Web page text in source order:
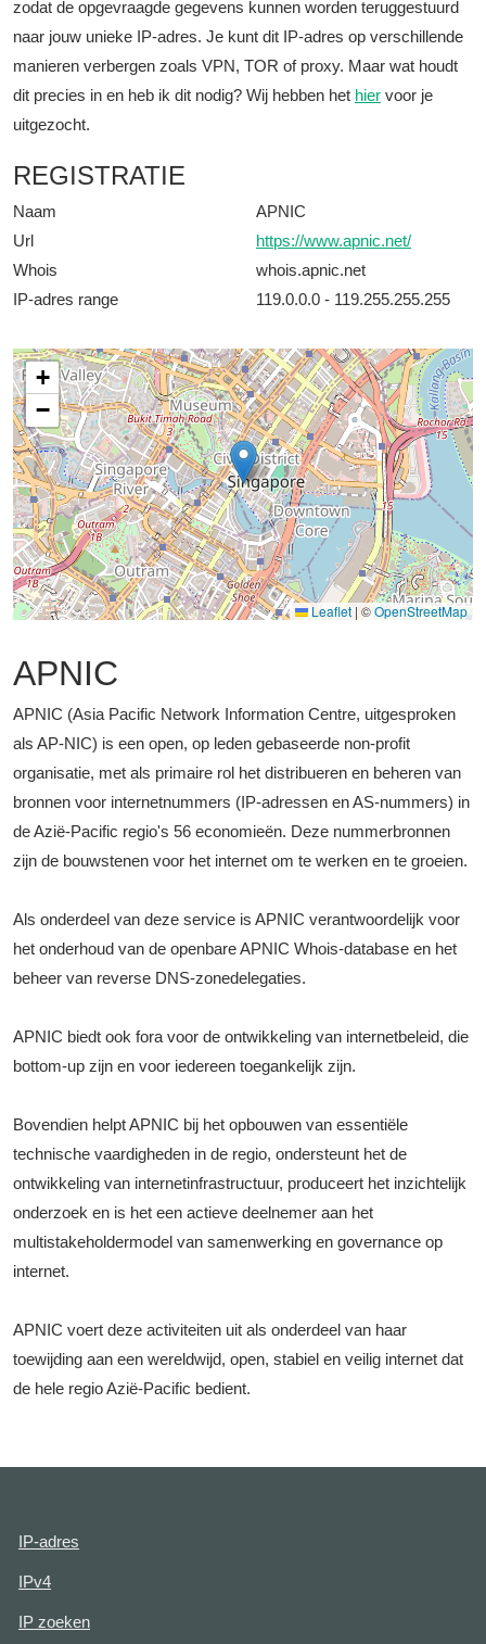
zodat de opgevraagde gegevens kunnen worden teruggestuurd
naar jouw unieke IP-adres. Je kunt dit IP-adres op verschillende
manieren verbergen zoals VPN, TOR of proxy. Maar wat houdt
dit precies in en heb ik dit nodig? Wij hebben het hier voor je
uitgezocht.
REGISTRATIE
Naam
APNIC
Url
https://www.apnic.net/
Whois
whois.apnic.net
IP-adres range
119.0.0.0 - 119.255.255.255
+
−
Leaflet |©OpenStreetMap
APNIC
APNIC (Asia Pacific Network Information Centre, uitgesproken
als AP-NIC) is een open, op leden gebaseerde non-profit
organisatie, met als primaire rol het distribueren en beheren van
bronnen voor internetnummers (IP-adressen en AS-nummers) in
de Azië-Pacific regio's 56 economieën. Deze nummerbronnen
zijn de bouwstenen voor het internet om te werken en te groeien.
Als onderdeel van deze service is APNIC verantwoordelijk voor
het onderhoud van de openbare APNIC Whois-database en het
beheer van reverse DNS-zonedelegaties.
APNIC biedt ook fora voor de ontwikkeling van internetbeleid, die
bottom-up zijn en voor iedereen toegankelijk zijn.
Bovendien helpt APNIC bij het opbouwen van essentiële
technische vaardigheden in de regio, ondersteunt het de
ontwikkeling van internetinfrastructuur, produceert het inzichtelijk
onderzoek en is het een actieve deelnemer aan het
multistakeholdermodel van samenwerking en governance op
internet.
APNIC voert deze activiteiten uit als onderdeel van haar
toewijding aan een wereldwijd, open, stabiel en veilig internet dat
de hele regio Azië-Pacific bedient.
IP-adres
IPv4
IP zoeken